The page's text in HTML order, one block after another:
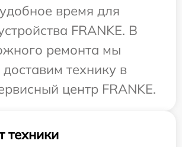
время для
FRANKE. В
ремонта мы
технику в
центр FRANKE.
техники